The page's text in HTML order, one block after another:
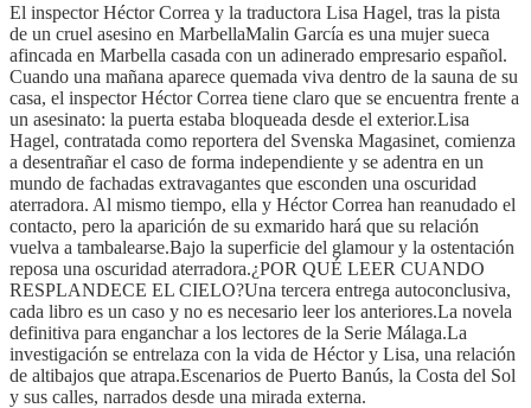
El inspector Héctor Correa y la traductora Lisa Hagel, tras la pista
de un cruel asesino en MarbellaMalin García es una mujer sueca
afincada en Marbella casada con un adinerado empresario español.
Cuando una mañana aparece quemada viva dentro de la sauna de su
casa, el inspector Héctor Correa tiene claro que se encuentra frente a
un asesinato: la puerta estaba bloqueada desde el exterior.Lisa
Hagel, contratada como reportera del Svenska Magasinet, comienza
a desentrañar el caso de forma independiente y se adentra en un
mundo de fachadas extravagantes que esconden una oscuridad
aterradora. Al mismo tiempo, ella y Héctor Correa han reanudado el
contacto, pero la aparición de su exmarido hará que su relación
vuelva a tambalearse.Bajo la superficie del glamour y la ostentación
reposa una oscuridad aterradora.¿POR QUÉ LEER CUANDO
RESPLANDECE EL CIELO?Una tercera entrega autoconclusiva,
cada libro es un caso y no es necesario leer los anteriores.La novela
definitiva para enganchar a los lectores de la Serie Málaga.La
investigación se entrelaza con la vida de Héctor y Lisa, una relación
de altibajos que atrapa.Escenarios de Puerto Banús, la Costa del Sol
y sus calles, narrados desde una mirada externa.